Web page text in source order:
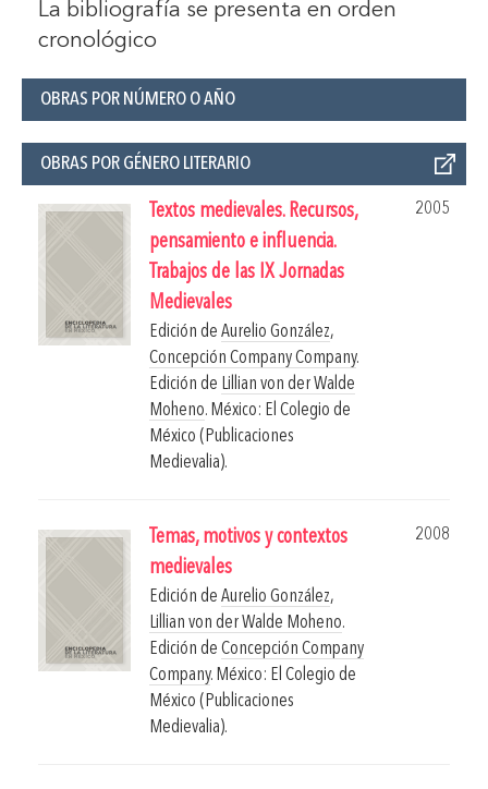
La bibliografía se presenta en orden
cronológico
OBRAS POR NÚMERO O AÑO
OBRAS POR GÉNERO LITERARIO
Textos medievales. Recursos,
pensamiento e influencia.
Trabajos de las IX Jornadas
Medievales
2005
Edición de Aurelio González,
Concepción Company Company.
Edición de Lillian von der Walde
Moheno. México: El Colegio de
México (Publicaciones
Medievalia).
Temas, motivos y contextos
medievales
2008
Edición de Aurelio González,
Lillian von der Walde Moheno.
Edición de Concepción Company
Company. México: El Colegio de
México (Publicaciones
Medievalia).